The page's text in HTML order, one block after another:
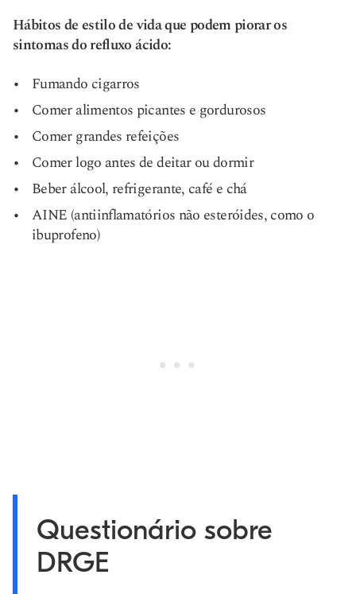
Hábitos de estilo de vida que podem piorar os
sintomas do refluxo ácido:
Fumando cigarros
Comer alimentos picantes e gordurosos
Comer grandes refeições
Comer logo antes de deitar ou dormir
Beber álcool, refrigerante, café e chá
AINE (antiinflamatórios não esteróides, como o
ibuprofeno)
Questionário sobre
DRGE